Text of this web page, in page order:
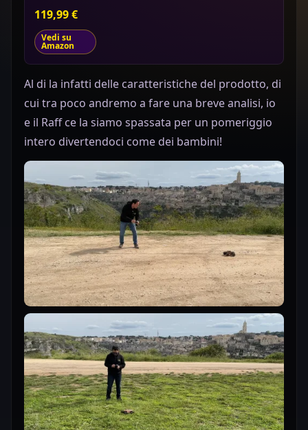
119,99 €
Vedi su
Amazon
Al di la infatti delle caratteristiche del prodotto, di
cui tra poco andremo a fare una breve analisi, io
e il Raff ce la siamo spassata per un pomeriggio
intero divertendoci come dei bambini!